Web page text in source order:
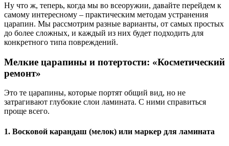
Ну что ж, теперь, когда мы во всеоружии, давайте перейдем к
самому интересному – практическим методам устранения
царапин. Мы рассмотрим разные варианты, от самых простых
до более сложных, и каждый из них будет подходить для
конкретного типа повреждений.
Мелкие царапины и потертости: «Косметический
ремонт»
Это те царапины, которые портят общий вид, но не
затрагивают глубокие слои ламината. С ними справиться
проще всего.
1. Восковой карандаш (мелок) или маркер для ламината